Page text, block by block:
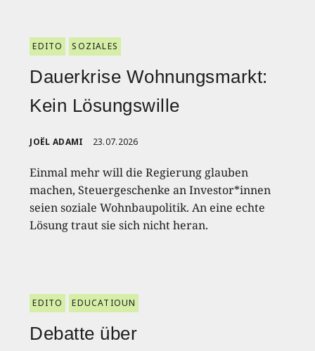
EDITO SOZIALES
Dauerkrise Wohnungsmarkt:
Kein Lösungswille
JOËL ADAMI 23.07.2026
Einmal mehr will die Regierung glauben
machen, Steuergeschenke an Investor*innen
seien soziale Wohnbaupolitik. An eine echte
Lösung traut sie sich nicht heran.
EDITO EDUCATIOUN
Debatte über